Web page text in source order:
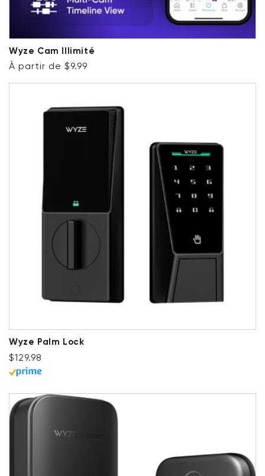
Wyze Cam Illimité
Prix ​​régulier
À partir de $9.99
Wyze Palm Lock
Prix ​​régulier
$129.98